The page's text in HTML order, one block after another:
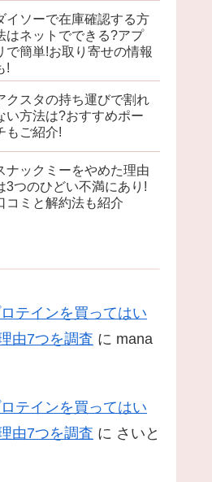
イソーで在庫確認する方
はネットでできる?アプ
で簡単!お取り寄せの情報
!
クスタの持ち運びで割れ
い方法は?おすすめポー
もご紹介!
ナックミーをやめた理由
3つのひどい不満にあり!
コミと解約法も紹介
テインを買ってはい
由7つを調査 に mana
テインを買ってはい
由7つを調査 に さいと